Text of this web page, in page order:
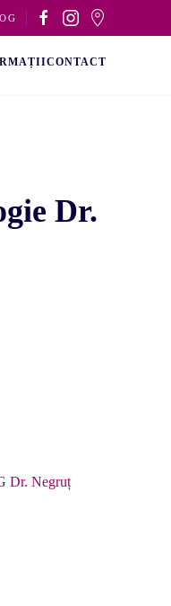
CONTACT
Dr.
Dr. Negruț